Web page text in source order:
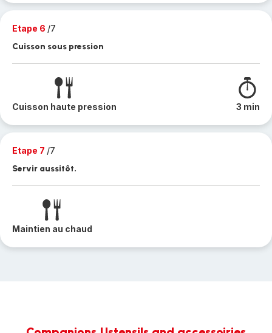
Etape 6 /7
Cuisson sous pression
Cuisson haute pression 3 min
Etape 7 /7
Servir aussitôt.
Maintien au chaud